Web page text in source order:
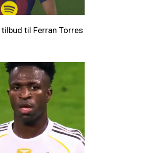
til Ferran Torres